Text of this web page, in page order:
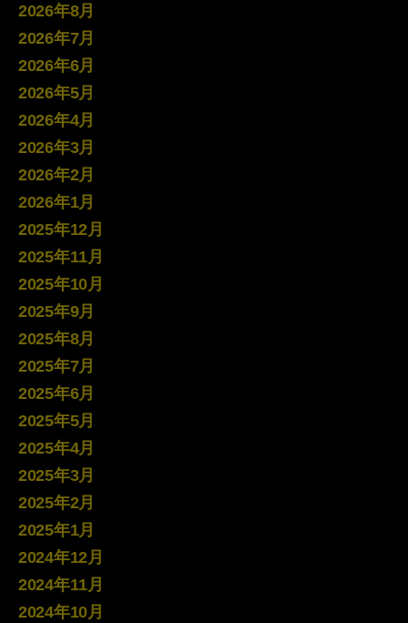
2026年8月
2026年7月
2026年6月
2026年5月
2026年4月
2026年3月
2026年2月
2026年1月
2025年12月
2025年11月
2025年10月
2025年9月
2025年8月
2025年7月
2025年6月
2025年5月
2025年4月
2025年3月
2025年2月
2025年1月
2024年12月
2024年11月
2024年10月